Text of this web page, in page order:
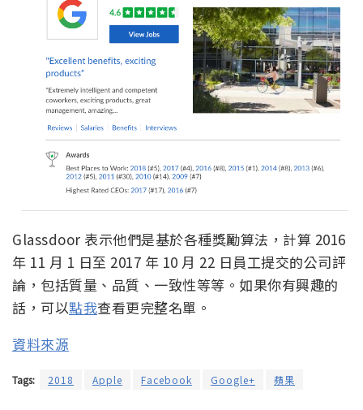
Glassdoor 表示他們是基於各種獎勵算法，計算 2016
年 11 月 1 日至 2017 年 10 月 22 日員工提交的公司評
論，包括質量、品質、一致性等等。如果你有興趣的
話，可以點我查看更完整名單。
資料來源
Tags: 2018 Apple Facebook Google+ 蘋果